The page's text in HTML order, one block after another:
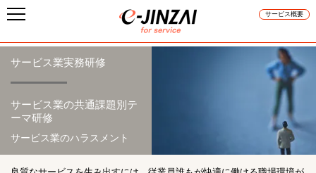
サービス概要
サービス業実務研修
サービス業の共通課題別テ
ーマ研修
サービス業のハラスメント